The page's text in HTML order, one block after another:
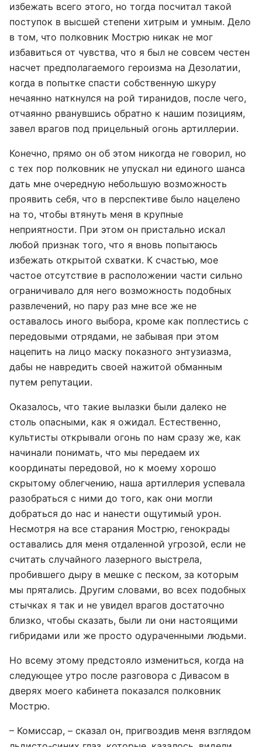
избежать всего этого, но тогда посчитал такой
поступок в высшей степени хитрым и умным. Дело
в том, что полковник Мострю никак не мог
избавиться от чувства, что я был не совсем честен
насчет предполагаемого героизма на Дезолатии,
когда в попытке спасти собственную шкуру
нечаянно наткнулся на рой тиранидов, после чего,
отчаянно рванувшись обратно к нашим позициям,
завел врагов под прицельный огонь артиллерии.
Конечно, прямо он об этом никогда не говорил, но
с тех пор полковник не упускал ни единого шанса
дать мне очередную небольшую возможность
проявить себя, что в перспективе было нацелено
на то, чтобы втянуть меня в крупные
неприятности. При этом он пристально искал
любой признак того, что я вновь попытаюсь
избежать открытой схватки. К счастью, мое
частое отсутствие в расположении части сильно
ограничивало для него возможность подобных
развлечений, но пару раз мне все же не
оставалось иного выбора, кроме как поплестись с
передовыми отрядами, не забывая при этом
нацепить на лицо маску показного энтузиазма,
дабы не навредить своей нажитой обманным
путем репутации.
Оказалось, что такие вылазки были далеко не
столь опасными, как я ожидал. Естественно,
культисты открывали огонь по нам сразу же, как
начинали понимать, что мы передаем их
координаты передовой, но к моему хорошо
скрытому облегчению, наша артиллерия успевала
разобраться с ними до того, как они могли
добраться до нас и нанести ощутимый урон.
Несмотря на все старания Мострю, генокрады
оставались для меня отдаленной угрозой, если не
считать случайного лазерного выстрела,
пробившего дыру в мешке с песком, за которым
мы прятались. Другим словами, во всех подобных
стычках я так и не увидел врагов достаточно
близко, чтобы сказать, были ли они настоящими
гибридами или же просто одураченными людьми.
Но всему этому предстояло измениться, когда на
следующее утро после разговора с Дивасом в
дверях моего кабинета показался полковник
Мострю.
– Комиссар, – сказал он, пригвоздив меня взглядом